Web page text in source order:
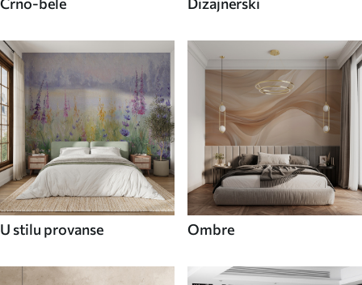
U stilu provanse Ombre